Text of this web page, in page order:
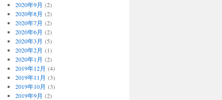
2020年9月 (2)
2020年8月 (2)
2020年7月 (2)
2020年6月 (2)
2020年3月 (5)
2020年2月 (1)
2020年1月 (2)
2019年12月 (4)
2019年11月 (3)
2019年10月 (3)
2019年9月 (2)